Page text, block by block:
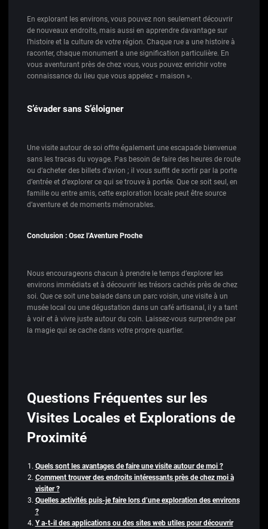
En explorant les environs, vous pouvez non seulement découvrir
de nouveaux endroits, mais aussi en apprendre davantage sur
l’histoire et la culture de votre région. Chaque rue a une histoire à
raconter, chaque monument a une signification particulière. En
vous aventurant près de chez vous, vous pouvez enrichir votre
connaissance du lieu que vous appelez « maison ».
S’évader sans S’éloigner
Une visite autour de soi offre également une escapade bienvenue
sans les tracas du voyage. Pas besoin de faire des heures de route
ou d’acheter des billets d’avion ; il vous suffit de sortir par la porte
d’entrée et d’explorer ce qui se trouve à portée. Que ce soit seul, en
famille ou entre amis, cette exploration locale peut être source
d’aventure et de moments mémorables.
Conclusion : Osez l’Aventure Proche
Nous encourageons chacun à prendre le temps d’explorer les
environs immédiats et à découvrir les trésors cachés près de chez
soi. Que ce soit une balade dans un parc voisin, une visite à un
musée local ou une dégustation dans un café artisanal, il y a tant
à voir et à vivre juste autour du coin. Laissez-vous surprendre par
la magie qui se cache dans votre propre quartier.
Questions Fréquentes sur les
Visites Locales et Explorations de
Proximité
Quels sont les avantages de faire une visite autour de moi ?
Comment trouver des endroits intéressants près de chez moi à
visiter ?
Quelles activités puis-je faire lors d’une exploration des environs
?
Y a-t-il des applications ou des sites web utiles pour découvrir